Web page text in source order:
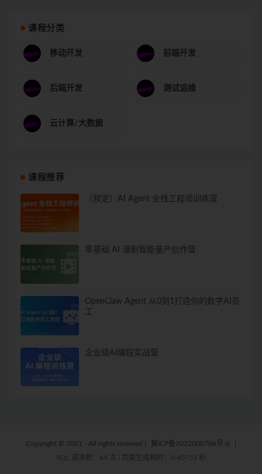
课程分类
移动开发 前端开发
后端开发 测试运维
云计算/大数据
课程推荐
（预定）AI Agent 全栈工程师训练营
零基础 AI 漫剧智能量产创作营
OpenClaw Agent 从0到1打造你的数字AI员
企业级AI编程实战营
Copyright © 2021 - All rights reserved 冀ICP备2022000706号-6
SQL 请求数：64 次
页面生成耗时：0.40753 秒